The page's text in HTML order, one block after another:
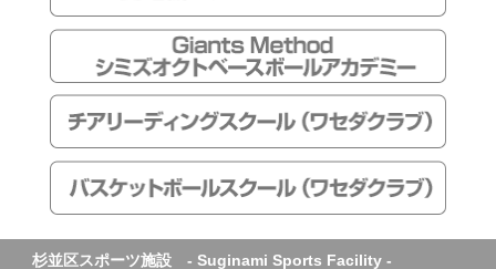
杉並区スポーツ施設 - Suginami Sports Facility -